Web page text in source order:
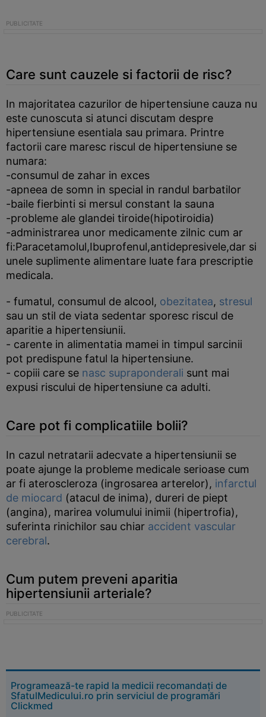
Care sunt cauzele si factorii de risc?
In majoritatea cazurilor de hipertensiune cauza nu
este cunoscuta si atunci discutam despre
hipertensiune esentiala sau primara. Printre
factorii care maresc riscul de hipertensiune se
numara:
-consumul de zahar in exces
-apneea de somn in special in randul barbatilor
-baile fierbinti si mersul constant la sauna
-probleme ale glandei tiroide(hipotiroidia)
-administrarea unor medicamente zilnic cum ar
fi:Paracetamolul,Ibuprofenul,antidepresivele,dar si
unele suplimente alimentare luate fara prescriptie
medicala.
- fumatul, consumul de alcool, obezitatea, stresul
sau un stil de viata sedentar sporesc riscul de
aparitie a hipertensiunii.
- carente in alimentatia mamei in timpul sarcinii
pot predispune fatul la hipertensiune.
- copiii care se nasc supraponderali sunt mai
expusi riscului de hipertensiune ca adulti.
Care pot fi complicatiile bolii?
In cazul netratarii adecvate a hipertensiunii se
poate ajunge la probleme medicale serioase cum
ar fi ateroscleroza (ingrosarea arterelor), infarctul
de miocard (atacul de inima), dureri de piept
(angina), marirea volumului inimii (hipertrofia),
suferinta rinichilor sau chiar accident vascular
cerebral.
Cum putem preveni aparitia
hipertensiunii arteriale?
Programează-te rapid la medicii recomandați de
SfatulMedicului.ro prin serviciul de programări
Clickmed